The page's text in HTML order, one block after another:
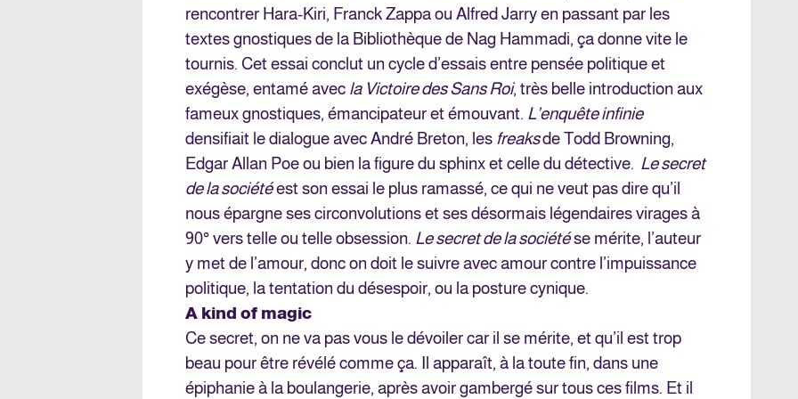
rencontrer Hara-Kiri, Franck Zappa ou Alfred Jarry en passant par les
textes gnostiques de la Bibliothèque de Nag Hammadi, ça donne vite le
tournis. Cet essai conclut un cycle d’essais entre pensée politique et
exégèse, entamé avec la Victoire des Sans Roi, très belle introduction aux
fameux gnostiques, émancipateur et émouvant. L’enquête infinie
densifiait le dialogue avec André Breton, les freaksde Todd Browning,
Edgar Allan Poe ou bien la figure du sphinx et celle du détective. Le secret
de la sociétéest son essai le plus ramassé, ce qui ne veut pas dire qu’il
nous épargne ses circonvolutions et ses désormais légendaires virages à
90° vers telle ou telle obsession. Le secret de la sociétése mérite, l’auteur
y met de l’amour, donc on doit le suivre avec amour contre l’impuissance
politique, la tentation du désespoir, ou la posture cynique.
A kind of magic
Ce secret, on ne va pas vous le dévoiler car il se mérite, et qu’il est trop
beau pour être révélé comme ça. Il apparaît, à la toute fin, dans une
épiphanie à la boulangerie, après avoir gambergé sur tous ces films. Et il